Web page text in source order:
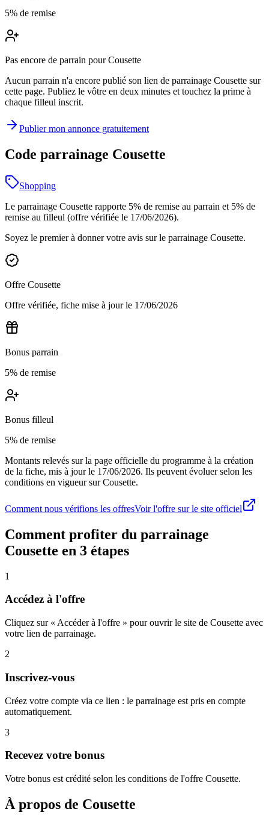
5% de remise
Pas encore de parrain pour Cousette
Aucun parrain n'a encore publié son lien de parrainage Cousette sur
cette page. Publiez le vôtre en deux minutes et touchez la prime à
chaque filleul inscrit.
Publier mon annonce gratuitement
Code parrainage Cousette
Shopping
Le parrainage Cousette rapporte 5% de remise au parrain et 5% de
remise au filleul (offre vérifiée le 17/06/2026).
Soyez le premier à donner votre avis sur le parrainage Cousette.
Offre Cousette
Offre vérifiée, fiche mise à jour le 17/06/2026
Bonus parrain
5% de remise
Bonus filleul
5% de remise
Montants relevés sur la page officielle du programme à la création
de la fiche, mis à jour le 17/06/2026. Ils peuvent évoluer selon les
conditions en vigueur surCousette.
Comment nous vérifions les offresVoir l'offre sur le site officiel
Comment profiter du parrainage
Cousette en 3 étapes
1
Accédez à l'offre
Cliquez sur « Accéder à l'offre » pour ouvrir le site de Cousette avec
votre lien de parrainage.
2
Inscrivez-vous
Créez votre compte via ce lien : le parrainage est pris en compte
automatiquement.
3
Recevez votre bonus
Votre bonus est crédité selon les conditions de l'offre Cousette.
À propos de Cousette